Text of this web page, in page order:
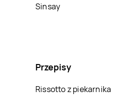
Sinsay
Przepisy
Rissotto z piekarnika